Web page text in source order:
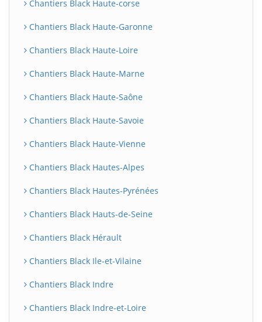
Chantiers Black Haute-corse
Chantiers Black Haute-Garonne
Chantiers Black Haute-Loire
Chantiers Black Haute-Marne
Chantiers Black Haute-Saône
Chantiers Black Haute-Savoie
Chantiers Black Haute-Vienne
Chantiers Black Hautes-Alpes
Chantiers Black Hautes-Pyrénées
Chantiers Black Hauts-de-Seine
Chantiers Black Hérault
Chantiers Black Ile-et-Vilaine
Chantiers Black Indre
Chantiers Black Indre-et-Loire